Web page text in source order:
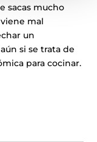
sacas mucho
mal
un
si se trata de
para cocinar.